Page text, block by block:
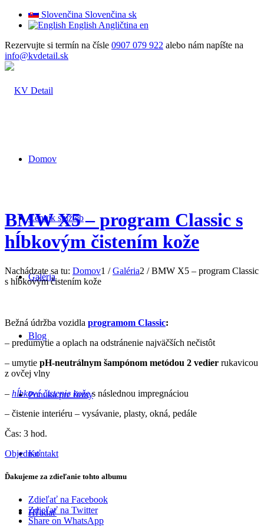
Slovenčina Slovenčina sk
English Angličtina en
Rezervujte si termín na čísle 0907 079 922 alebo nám napíšte na
info@kvdetail.sk
Domov
Cenník služieb
Galéria
Blog
Ponuka pre firmy
Kontakt
Hľadať
BMW X5 – program Classic s
hĺbkovým čistením kože
Nachádzate sa tu: Domov1 / Galéria2 / BMW X5 – program Classic
s hĺbkovým čistením kože
Bežná údržba vozidla programom Classic:
– predumytie a oplach na odstránenie najväčších nečistôt
– umytie pH-neutrálnym šampónom metódou 2 vedier rukavicou
z ovčej vlny
– hĺbkové čistenie kožes následnou impregnáciou
– čistenie interiéru – vysávanie, plasty, okná, pedále
Čas: 3 hod.
Objednať
Ďakujeme za zdieľanie tohto albumu
Zdieľať na Facebook
Zdieľať na Twitter
Share on WhatsApp